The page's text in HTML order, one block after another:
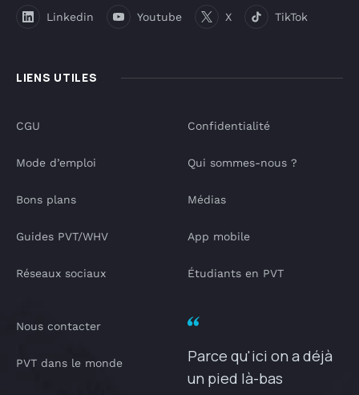
Linkedin Youtube X TikTok
LIENS UTILES
CGU
Mode d’emploi
Bons plans
Guides PVT/WHV
Réseaux sociaux
Confidentialité
Qui sommes-nous ?
Médias
App mobile
Étudiants en PVT
Nous contacter
PVT dans le monde
Parce qu'ici on a déjà
un pied là-bas